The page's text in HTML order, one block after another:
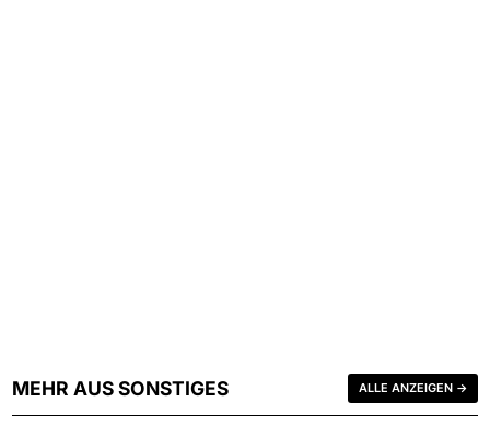
MEHR AUS SONSTIGES ALLE ANZEIGEN →